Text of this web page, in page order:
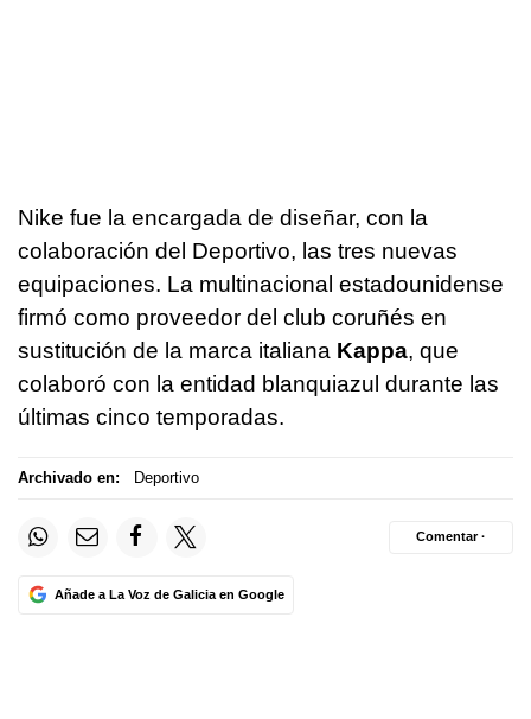
Nike fue la encargada de diseñar, con la
colaboración del Deportivo, las tres nuevas
equipaciones. La multinacional estadounidense
firmó como proveedor del club coruñés en
sustitución de la marca italiana Kappa, que
colaboró con la entidad blanquiazul durante las
últimas cinco temporadas.
Archivado en: Deportivo
Añade a La Voz de Galicia en Google
Comentar ·